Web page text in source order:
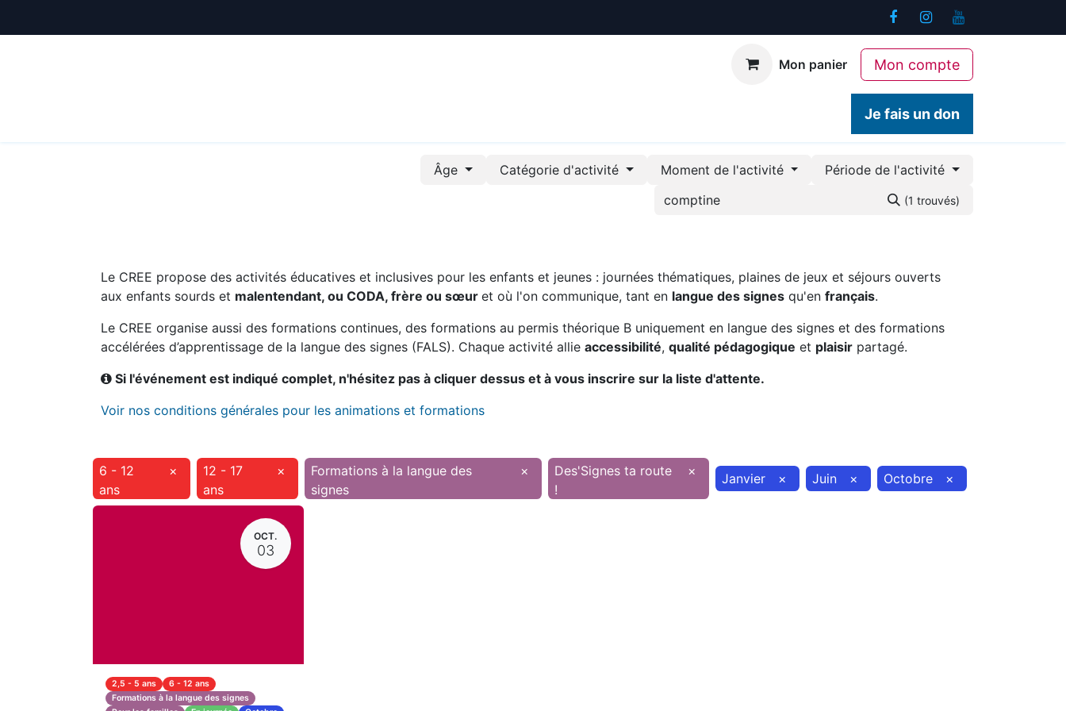
Mon panier Mon compte
Je fais un don
Âge Catégorie d'activité Moment de l'activité Période de l'activité
(1 trouvés)
Le CREE propose des activités éducatives et inclusives pour les enfants et jeunes : journées thématiques, plaines de jeux et séjours ouverts
aux enfants sourds et malentendant, ou CODA, frère ou sœur et où l'on communique, tant en langue des signes qu'en français.
Le CREE organise aussi des formations continues, des formations au permis théorique B uniquement en langue des signes et des formations
accélérées d’apprentissage de la langue des signes (FALS). Chaque activité allie accessibilité, qualité pédagogique et plaisir partagé.
Si l'événement est indiqué complet, n'hésitez pas à cliquer dessus et à vous inscrire sur la liste d'attente.
Voir nos conditions générales pour les animations et formations
6 - 12
ans
×
12 - 17
ans
×
Formations à la langue des
signes
×
Des'Signes ta route
!
× Janvier × Juin × Octobre ×
OCT.
03
2,5 - 5 ans
6 - 12 ans
Formations à la langue des signes